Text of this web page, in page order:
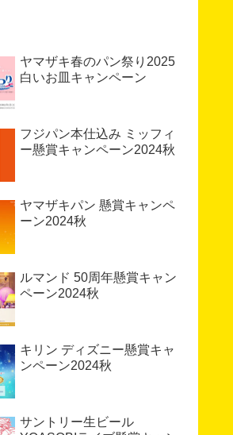
ヤマザキ春のパン祭り2025
白いお皿キャンペーン
フジパン本仕込み ミッフィ
ー懸賞キャンペーン2024秋
ヤマザキパン 懸賞キャンペ
ーン2024秋
ルマンド 50周年懸賞キャン
ペーン2024秋
キリン ディズニー懸賞キャ
ンペーン2024秋
サントリー生ビール